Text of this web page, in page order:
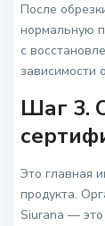
После
нормальную
с
зависимости
Шаг 3.
Это главная
продукта.
Siurana — это